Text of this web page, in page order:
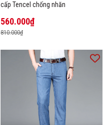
cấp Tencel chống nhăn
560.000₫
810.000₫